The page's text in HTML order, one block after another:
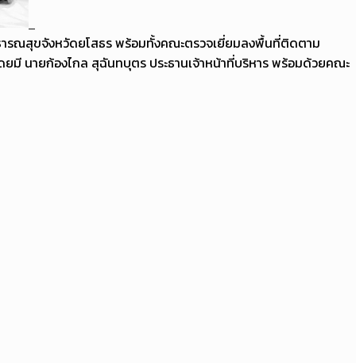
ารณสุขจังหวัดยโสธร พร้อมทั้งคณะตรวจเยี่ยมลงพื้นที่ติดตาม
มี นายก้องไกล สุฉันทบุตร ประธานเจ้าหน้าที่บริหาร พร้อมด้วยคณะ